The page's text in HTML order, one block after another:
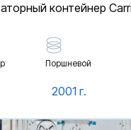
контейнер
Поршневой
2001 г.